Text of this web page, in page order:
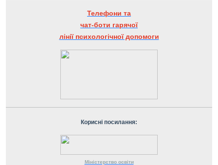
Телефони та
чат-боти гарячої
лінії психологічної допомоги
Корисні посилання:
Міністерство освіти